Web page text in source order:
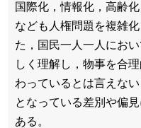
国際化，情報化，高齢
なども人権問題を複雑
た，国民一人一人にお
しく理解し，物事を合
わっているとは言えな
となっている差別や偏
ある。